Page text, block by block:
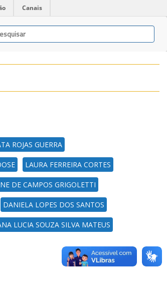
Canais
ROJAS GUERRA
LAURA FERREIRA CORTES
DE CAMPOS GRIGOLETTI
DANIELA LOPES DOS SANTOS
LUCIA SOUZA SILVA MATEUS